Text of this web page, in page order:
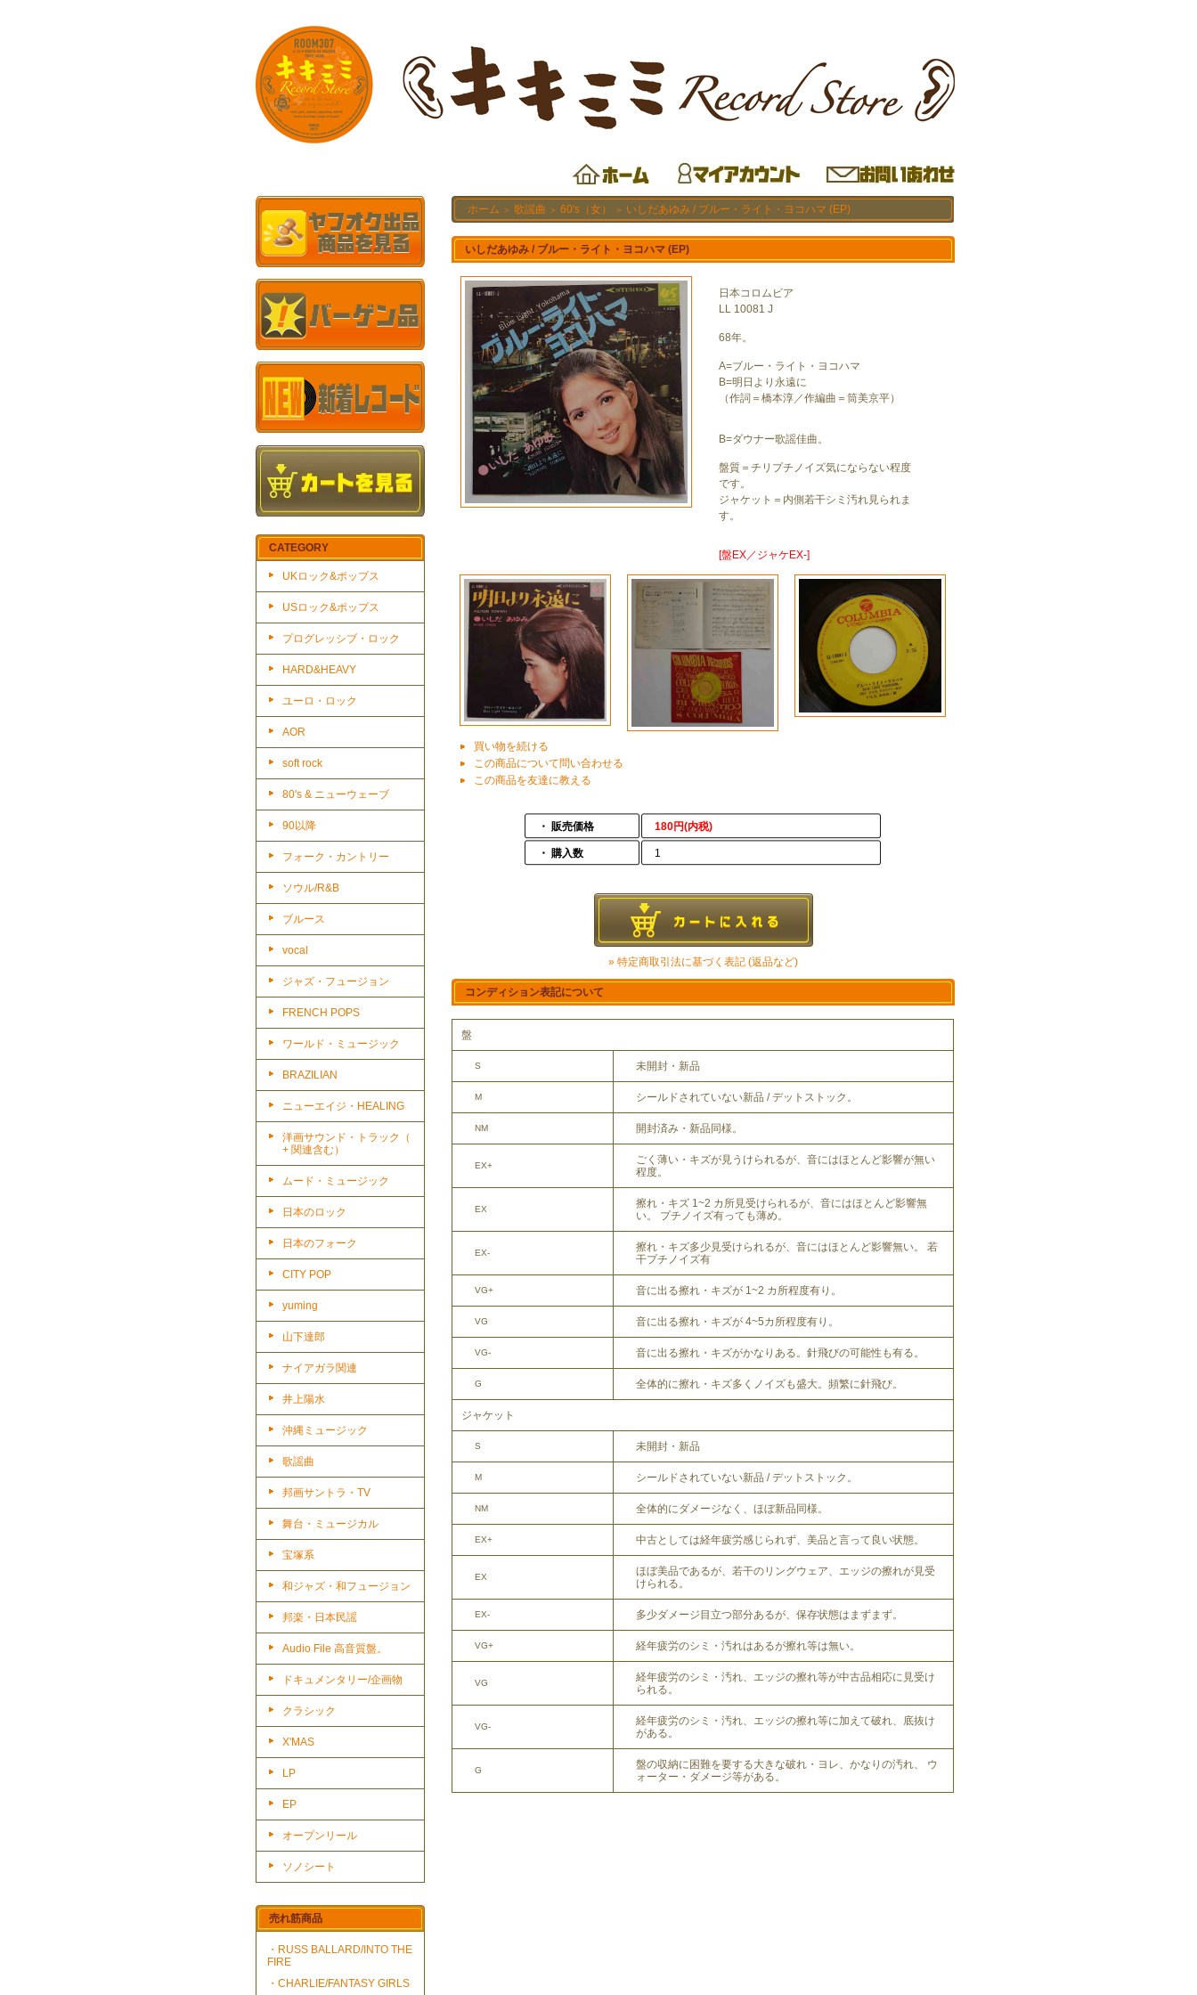
CATEGORY
UKロック&ポップス
USロック&ポップス
プログレッシブ・ロック
HARD&HEAVY
ユーロ・ロック
AOR
soft rock
80's & ニューウェーブ
90以降
フォーク・カントリー
ソウル/R&B
ブルース
vocal
ジャズ・フュージョン
FRENCH POPS
ワールド・ミュージック
BRAZILIAN
ニューエイジ・HEALING
洋画サウンド・トラック（
+ 関連含む）
ムード・ミュージック
日本のロック
日本のフォーク
CITY POP
yuming
山下達郎
ナイアガラ関連
井上陽水
沖縄ミュージック
歌謡曲
邦画サントラ・TV
舞台・ミュージカル
宝塚系
和ジャズ・和フュージョン
邦楽・日本民謡
Audio File 高音質盤。
ドキュメンタリー/企画物
クラシック
X'MAS
LP
EP
オープンリール
ソノシート
売れ筋商品
・RUSS BALLARD/INTO THE
FIRE
・CHARLIE/FANTASY GIRLS
ホーム ＞ 歌謡曲 ＞ 60's（女） ＞ いしだあゆみ / ブルー・ライト・ヨコハマ (EP)
いしだあゆみ / ブルー・ライト・ヨコハマ (EP)
日本コロムビア
LL 10081 J
68年。
A=ブルー・ライト・ヨコハマ
B=明日より永遠に
（作詞＝橋本淳／作編曲＝筒美京平）
B=ダウナー歌謡佳曲。
盤質＝チリプチノイズ気にならない程度
です。
ジャケット＝内側若干シミ汚れ見られま
す。
[盤EX／ジャケEX-]
買い物を続ける
この商品について問い合わせる
この商品を友達に教える
・ 販売価格 180円(内税)
・ 購入数 1
» 特定商取引法に基づく表記 (返品など)
コンディション表記について
盤
S 未開封・新品
M シールドされていない新品 / デットストック。
NM 開封済み・新品同様。
EX+
ごく薄い・キズが見うけられるが、音にはほとんど影響が無い
程度。
EX
擦れ・キズ 1~2 カ所見受けられるが、音にはほとんど影響無
い。 プチノイズ有っても薄め。
EX-
擦れ・キズ多少見受けられるが、音にはほとんど影響無い。 若
干プチノイズ有
VG+ 音に出る擦れ・キズが 1~2 カ所程度有り。
VG 音に出る擦れ・キズが 4~5カ所程度有り。
VG- 音に出る擦れ・キズがかなりある。針飛びの可能性も有る。
G 全体的に擦れ・キズ多くノイズも盛大。頻繁に針飛び。
ジャケット
S 未開封・新品
M シールドされていない新品 / デットストック。
NM 全体的にダメージなく、ほぼ新品同様。
EX+ 中古としては経年疲労感じられず、美品と言って良い状態。
EX
ほぼ美品であるが、若干のリングウェア、エッジの擦れが見受
けられる。
EX- 多少ダメージ目立つ部分あるが、保存状態はまずまず。
VG+ 経年疲労のシミ・汚れはあるが擦れ等は無い。
VG
経年疲労のシミ・汚れ、エッジの擦れ等が中古品相応に見受け
られる。
VG-
経年疲労のシミ・汚れ、エッジの擦れ等に加えて破れ、底抜け
がある。
G
盤の収納に困難を要する大きな破れ・ヨレ、かなりの汚れ、 ウ
ォーター・ダメージ等がある。